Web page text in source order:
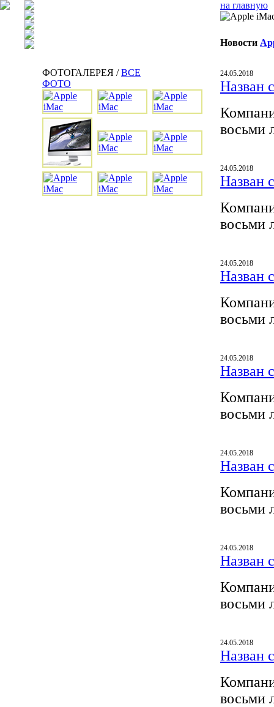
ФОТОГАЛЕРЕЯ /ВСЕ
ФОТО
на главную
Новости
24.05.2018
Назван
восьми
24.05.2018
Назван
восьми
24.05.2018
Назван
восьми
24.05.2018
Назван
восьми
24.05.2018
Назван
восьми
24.05.2018
Назван
восьми
24.05.2018
Назван
восьми